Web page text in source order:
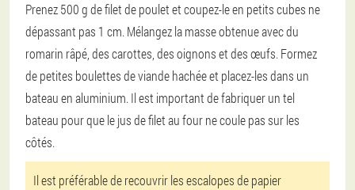
Prenez 500 g de filet de poulet et coupez-le en petits cubes ne
dépassant pas 1 cm. Mélangez la masse obtenue avec du
romarin râpé, des carottes, des oignons et des œufs. Formez
de petites boulettes de viande hachée et placez-les dans un
bateau en aluminium. Il est important de fabriquer un tel
bateau pour que le jus de filet au four ne coule pas sur les
côtés.
Il est préférable de recouvrir les escalopes de papier